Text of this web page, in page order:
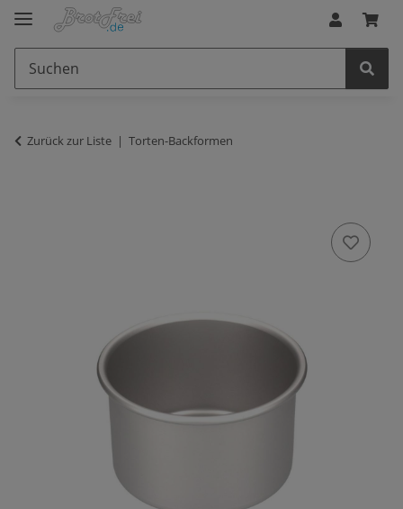
Zurück zur Liste Torten-Backformen